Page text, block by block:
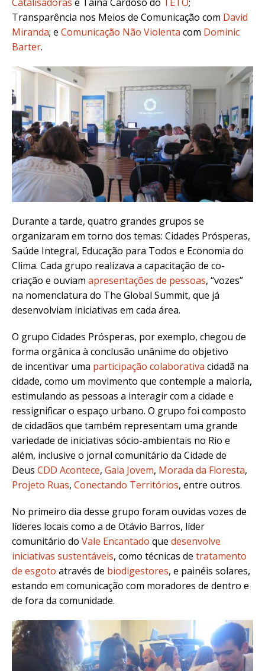
Transparência nos Meios de Comunicação com David
Miranda; e Comunicação Não Violenta com Dominic
Barter.
Durante a tarde, quatro grandes grupos se
organizaram em torno dos temas: Cidades Prósperas,
Saúde Integral, Educação para Todos e Economia do
Clima. Cada grupo realizava a capacitação de co-
criação e ouviam apresentações de pessoas, “vozes”
na nomenclatura do The Global Summit, que já
desenvolviam iniciativas em cada área.
O grupo Cidades Prósperas, por exemplo, chegou de
forma orgânica à conclusão unânime do objetivo
de incentivar uma participação colaborativa cidadã na
cidade, como um movimento que contemple a maioria,
estimulando as pessoas a interagir com a cidade e
ressignificar o espaço urbano. O grupo foi composto
de cidadãos que também representam uma grande
variedade de iniciativas sócio-ambientais no Rio e
além, inclusive o jornal comunitário da Cidade de
Deus CDD Acontece, Gaia Jovem, Morada da Floresta,
Projeto Ruas, Conectando Territórios, entre outros.
No primeiro dia desse grupo foram ouvidas vozes de
líderes locais como a de Otávio Barros, líder
comunitário do Vale Encantado que desenvolve
iniciativas sustentáveis, como técnicas de tratamento
de esgoto através de biodigestores, e painéis solares,
estando em comunicação com moradores de dentro e
de fora da comunidade.